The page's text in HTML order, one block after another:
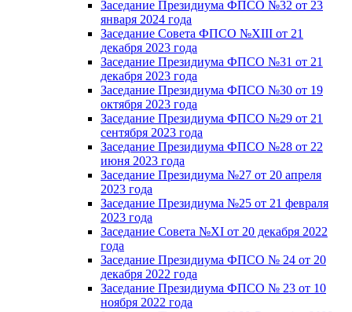
Заседание Президиума ФПСО №32 от 23
января 2024 года
Заседание Совета ФПСО №XIII от 21
декабря 2023 года
Заседание Президиума ФПСО №31 от 21
декабря 2023 года
Заседание Президиума ФПСО №30 от 19
октября 2023 года
Заседание Президиума ФПСО №29 от 21
сентября 2023 года
Заседание Президиума ФПСО №28 от 22
июня 2023 года
Заседание Президиума №27 от 20 апреля
2023 года
Заседание Президиума №25 от 21 февраля
2023 года
Заседание Совета №XI от 20 декабря 2022
года
Заседание Президиума ФПСО № 24 от 20
декабря 2022 года
Заседание Президиума ФПСО № 23 от 10
ноября 2022 года